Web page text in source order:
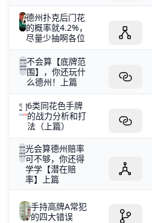
德州扑克后门花
的概率就4.2%，
尽量少抽啊各位
不会算【底牌范
围】，你还玩什
么德州！上篇
6类同花色手牌
的战力分析和打
法（上篇）
光会算德州赔率
可不够，你还得
学学【潜在赔
率】上篇
手持高牌A常犯
的四大错误